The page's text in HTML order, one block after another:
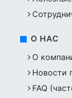
О НАС
О
Новости
FAQ